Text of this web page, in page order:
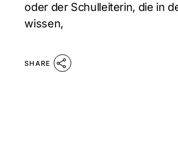
oder der Schulleiterin, die in
wissen,
SHARE